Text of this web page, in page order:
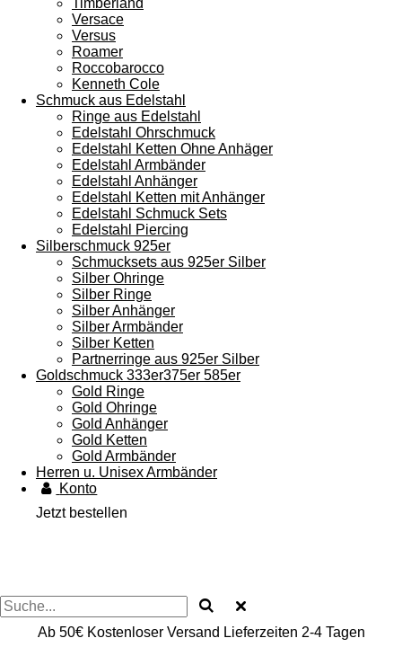
Timberland
Versace
Versus
Roamer
Roccobarocco
Kenneth Cole
Schmuck aus Edelstahl
Ringe aus Edelstahl
Edelstahl Ohrschmuck
Edelstahl Ketten Ohne Anhäger
Edelstahl Armbänder
Edelstahl Anhänger
Edelstahl Ketten mit Anhänger
Edelstahl Schmuck Sets
Edelstahl Piercing
Silberschmuck 925er
Schmucksets aus 925er Silber
Silber Ohringe
Silber Ringe
Silber Anhänger
Silber Armbänder
Silber Ketten
Partnerringe aus 925er Silber
Goldschmuck 333er375er 585er
Gold Ringe
Gold Ohringe
Gold Anhänger
Gold Ketten
Gold Armbänder
Herren u. Unisex Armbänder
Konto
Jetzt bestellen
Ab 50€ Kostenloser Versand Lieferzeiten 2-4 Tagen